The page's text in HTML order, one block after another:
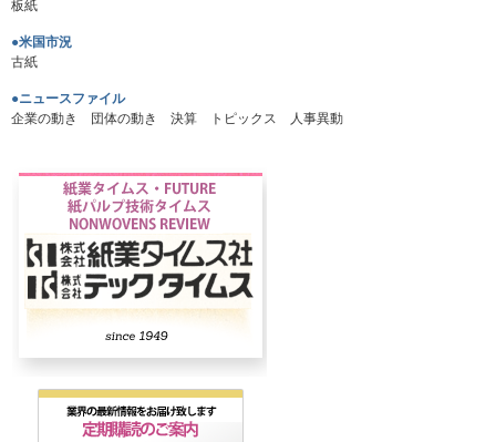
板紙
●米国市況
古紙
●ニュースファイル
企業の動き 団体の動き 決算 トピックス 人事異動